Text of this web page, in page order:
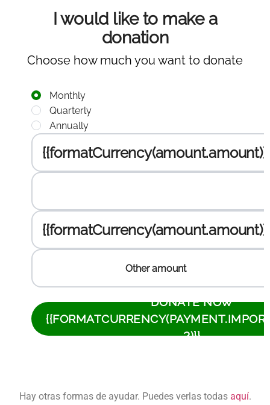
Hay otras formas de ayudar. Puedes verlas todas aquí.